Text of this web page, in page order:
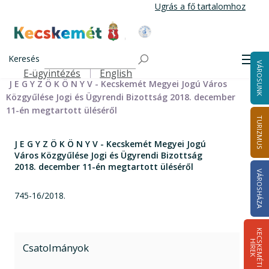
tartalomra
Ugrás a fő tartalomhoz
Kecskemét Város Honlapja
Keresés
Felső navigáció
E-ügyintézés English VÁROSUNK
TURIZMUS
VÁROSHÁZA
K
E
C
S
K
E
M
É
T
I
HÍ
R
E
K
Önkormányzat
Bizottságok 2014-2024
Jogi és Ügyrendi Bizottság 2014-2024
Jogi és Ügyrendi Bizottság jegyzőkönyvei 2014-2019
J E G Y Z Ö K Ö N Y V - Kecskemét Megyei Jogú Város
Közgyűlése Jogi és Ügyrendi Bizottság 2018. december
11-én megtartott üléséről
J E G Y Z Ö K Ö N Y V - Kecskemét Megyei Jogú
Város Közgyűlése Jogi és Ügyrendi Bizottság
2018. december 11-én megtartott üléséről
745-16/2018.
Csatolmányok